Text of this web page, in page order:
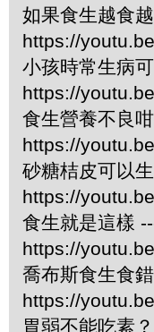
如果食生越食
https://
小孩時常生病
https://
食生營養不良
https://
砂糖桔皮可以
https://
食生就是這樣
https://
喬布斯食生食
https://
胃弱不能吃素